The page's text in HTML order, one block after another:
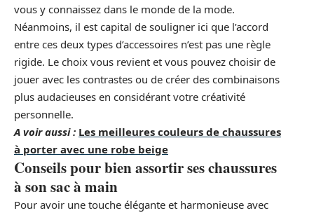
vous y connaissez dans le monde de la mode.
Néanmoins, il est capital de souligner ici que l’accord
entre ces deux types d’accessoires n’est pas une règle
rigide. Le choix vous revient et vous pouvez choisir de
jouer avec les contrastes ou de créer des combinaisons
plus audacieuses en considérant votre créativité
personnelle.
A voir aussi : Les meilleures couleurs de chaussures
à porter avec une robe beige
Conseils pour bien assortir ses chaussures
à son sac à main
Pour avoir une touche élégante et harmonieuse avec